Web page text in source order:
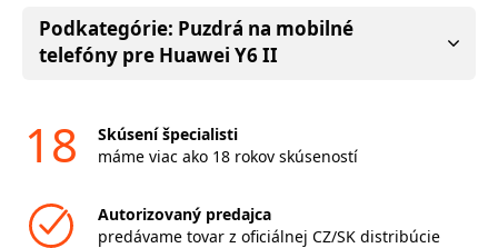
Podkategórie: Puzdrá na mobilné
telefóny pre Huawei Y6 II
18
Skúsení špecialisti
máme viac ako 18 rokov skúseností
Autorizovaný predajca
predávame tovar z oficiálnej CZ/SK distribúcie